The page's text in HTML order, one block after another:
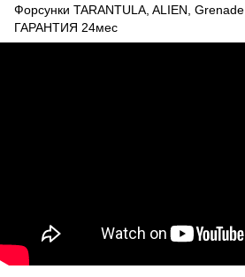
Форсунки TARANTULA, ALIEN, Grenade
ГАРАНТИЯ 24мес